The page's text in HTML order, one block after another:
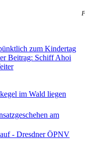
zum Kindertag
Beitrag: Schiff Ahoi
im Wald liegen
am
- Dresdner ÖPNV